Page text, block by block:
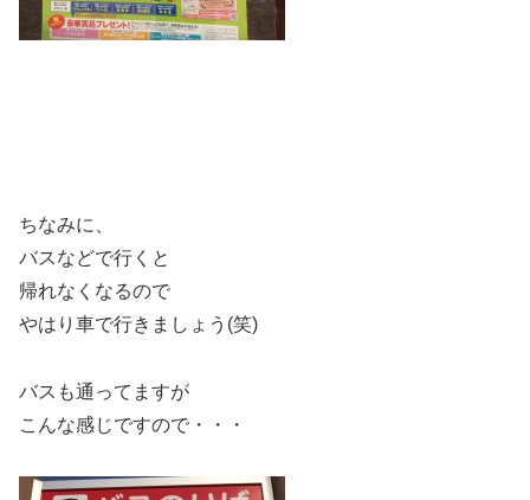
ちなみに、
バスなどで行くと
帰れなくなるので
やはり車で行きましょう(笑)
バスも通ってますが
こんな感じですので・・・